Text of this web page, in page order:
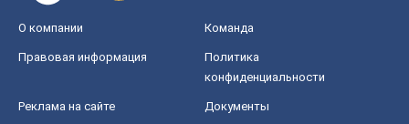
О компании Команда
Правовая информация
Политика
конфиденциальности
Реклама на сайте Документы